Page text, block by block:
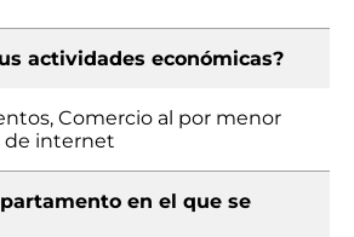
actividades económicas?
Comercio al por menor
de internet
en el que se